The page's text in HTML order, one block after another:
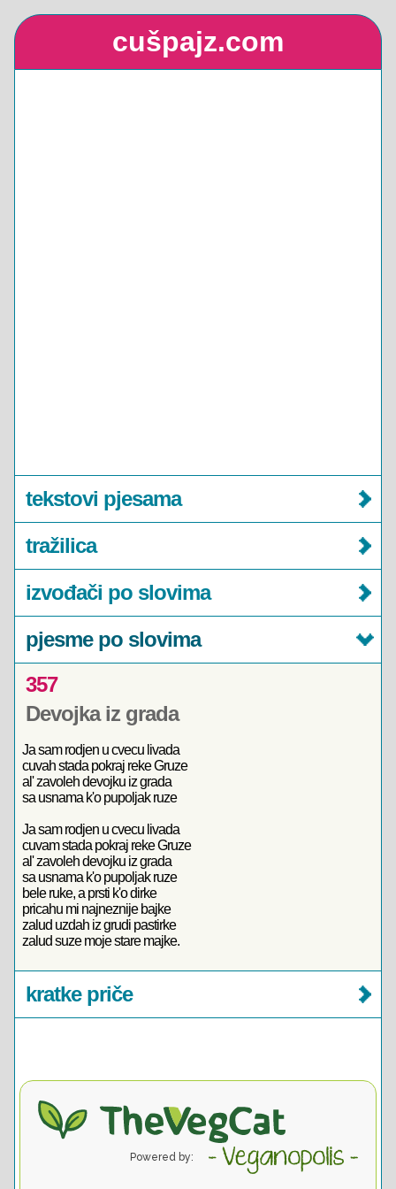
cušpajz.com
tekstovi pjesama
tražilica
izvođači po slovima
pjesme po slovima
357
Devojka iz grada
Ja sam rodjen u cvecu livada
cuvah stada pokraj reke Gruze
al' zavoleh devojku iz grada
sa usnama k'o pupoljak ruze
Ja sam rodjen u cvecu livada
cuvam stada pokraj reke Gruze
al' zavoleh devojku iz grada
sa usnama k'o pupoljak ruze
bele ruke, a prsti k'o dirke
pricahu mi najneznije bajke
zalud uzdah iz grudi pastirke
zalud suze moje stare majke.
kratke priče